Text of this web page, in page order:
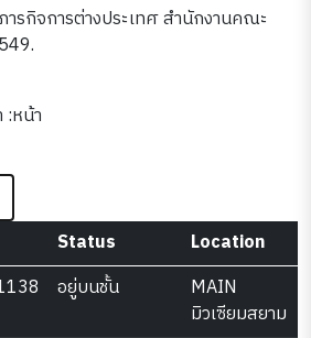
รกิจการต่างประเทศ สำนักงานคณะ
:หน้า
Status
Location
อยู่บนชั้น
MAIN
มิวเซียมสยาม